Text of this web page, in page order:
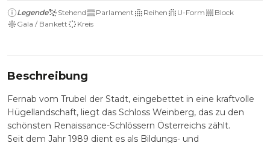
Legende Stehend Parlament Reihen U-Form
Block
Gala / Bankett
Kreis
Beschreibung
Fernab vom Trubel der Stadt, eingebettet in eine kraftvolle
Hügellandschaft, liegt das Schloss Weinberg, das zu den
schönsten Renaissance-Schlössern Österreichs zählt.
Seit dem Jahr 1989 dient es als Bildungs- und